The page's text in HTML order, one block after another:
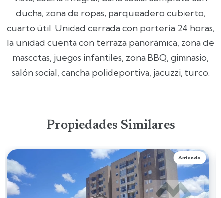
ducha, zona de ropas, parqueadero cubierto,
cuarto útil. Unidad cerrada con portería 24 horas,
la unidad cuenta con terraza panorámica, zona de
mascotas, juegos infantiles, zona BBQ, gimnasio,
salón social, cancha polideportiva, jacuzzi, turco.
Propiedades Similares
Arriendo